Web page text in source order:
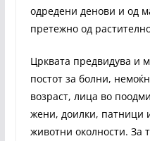
одредени денови и од
претежно од
Црквата предвидува и
постот за болни,
возраст, лица во
жени, доилки, патници
животни околности. За